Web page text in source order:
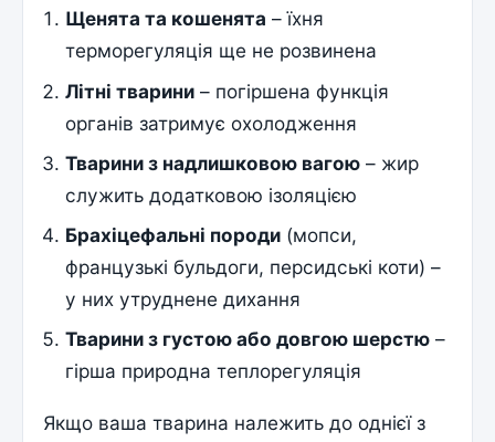
Щенята та кошенята – їхня
терморегуляція ще не розвинена
Літні тварини – погіршена функція
органів затримує охолодження
Тварини з надлишковою вагою – жир
служить додатковою ізоляцією
Брахіцефальні породи (мопси,
французькі бульдоги, персидські коти) –
у них утруднене дихання
Тварини з густою або довгою шерстю –
гірша природна теплорегуляція
Якщо ваша тварина належить до однієї з